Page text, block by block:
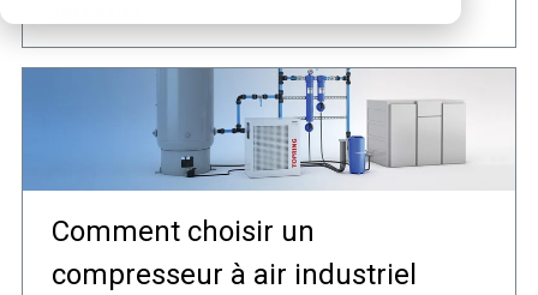
Comment choisir un
compresseur à air industriel